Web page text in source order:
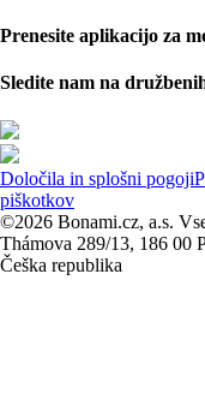
Prenesite aplikacijo za
Sledite nam na
Določila in splošni pogoji
piškotkov
©2026 Bonami.cz, a.s.
Thámova 289/13, 186 00
Češka republika